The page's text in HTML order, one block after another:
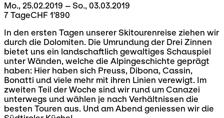
Mo., 25.02.2019 – So., 03.03.2019
7 TageCHF 1'890
In den ersten Tagen unserer Skitourenreise ziehen wir
durch die Dolomiten. Die Umrundung der Drei Zinnen
bietet uns ein landschaftlich gewaltiges Schauspiel
unter Wänden, welche die Alpingeschichte geprägt
haben: Hier haben sich Preuss, Dibona, Cassin,
Bonatti und viele mehr mit ihren Linien verewigt. Im
zweiten Teil der Woche sind wir rund um Canazei
unterwegs und wählen je nach Verhältnissen die
besten Touren aus. Und am Abend geniessen wir die